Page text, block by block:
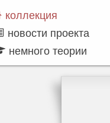
коллекция
новости проекта
немного теории